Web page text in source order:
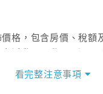
格，包含房價、稅額
為標準。
看完整注意事項